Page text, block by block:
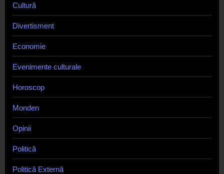
Cultură
Divertisment
Economie
Evenimente culturale
Horoscop
Monden
Opinii
Politică
Politică Externă